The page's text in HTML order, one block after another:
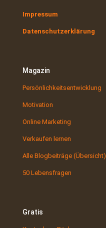
Impressum
Datenschutzerklärung
Magazin
Persönlichkeitsentwicklung
Motivation
Online Marketing
Verkaufen lernen
Alle Blogbeiträge (Übersicht)
50 Lebensfragen
Gratis